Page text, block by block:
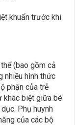
khuẩn trước khi
(bao gồm cả
nhiều hình thức
phận của trẻ
khác biệt giữa bé
Phụ huynh
của các bộ